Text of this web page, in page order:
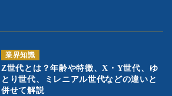
業界知識
Z世代とは？年齢や特徴、X・Y世代、ゆ
とり世代、ミレニアル世代などの違いと
併せて解説